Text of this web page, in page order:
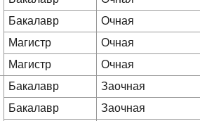
Бакалавр
Очная
Магистр
Очная
Магистр
Очная
Бакалавр
Заочная
Бакалавр
Заочная